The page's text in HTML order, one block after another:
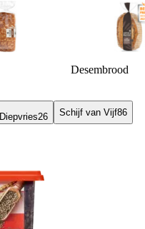
Desembrood
Diepvries26 Schijf van Vijf86